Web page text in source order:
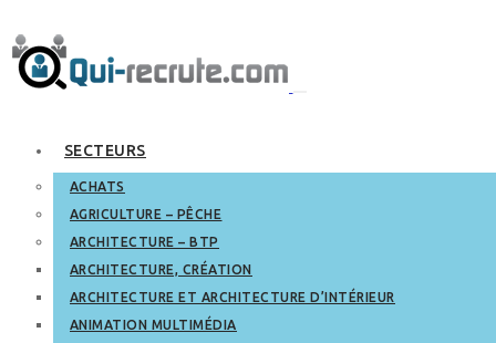
SECTEURS
ACHATS
AGRICULTURE – PÊCHE
ARCHITECTURE – BTP
ARCHITECTURE, CRÉATION
ARCHITECTURE ET ARCHITECTURE D’INTÉRIEUR
ANIMATION MULTIMÉDIA